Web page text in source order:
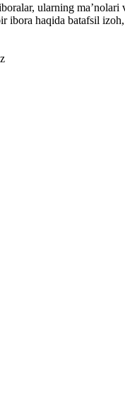
ularning
ibora haqida batafsil